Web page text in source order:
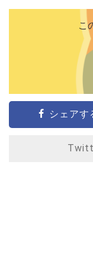
こ
シェアす